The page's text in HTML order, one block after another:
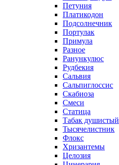
Петуния
Платикодон
Подсолнечник
Портулак
Примула
Разное
Ранункулюс
Рудбекия
Сальвия
Сальпиглоссис
Скабиоза
Смеси
Статица
Табак душистый
Тысячелистник
Флокс
Хризантемы
Целозия